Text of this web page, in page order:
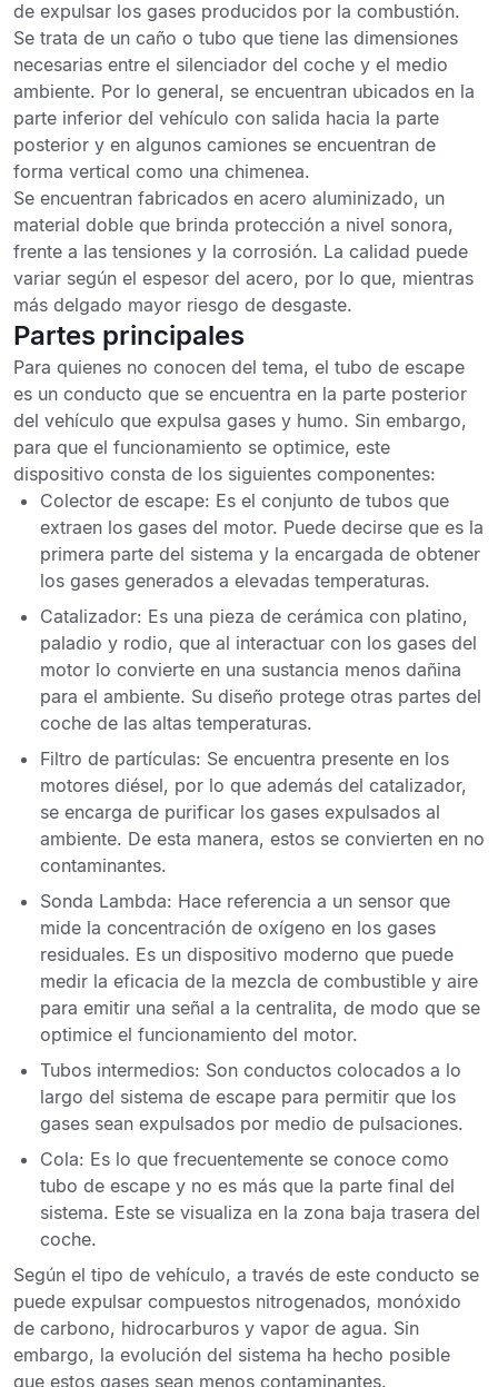
de expulsar los gases producidos por la combustión.
Se trata de un caño o tubo que tiene las dimensiones
necesarias entre el silenciador del coche y el medio
ambiente. Por lo general, se encuentran ubicados en la
parte inferior del vehículo con salida hacia la parte
posterior y en algunos camiones se encuentran de
forma vertical como una chimenea.
Se encuentran fabricados en acero aluminizado, un
material doble que brinda protección a nivel sonora,
frente a las tensiones y la corrosión. La calidad puede
variar según el espesor del acero, por lo que, mientras
más delgado mayor riesgo de desgaste.
Partes principales
Para quienes no conocen del tema, el tubo de escape
es un conducto que se encuentra en la parte posterior
del vehículo que expulsa gases y humo. Sin embargo,
para que el funcionamiento se optimice, este
dispositivo consta de los siguientes componentes:
Colector de escape: Es el conjunto de tubos que
extraen los gases del motor. Puede decirse que es la
primera parte del sistema y la encargada de obtener
los gases generados a elevadas temperaturas.
Catalizador: Es una pieza de cerámica con platino,
paladio y rodio, que al interactuar con los gases del
motor lo convierte en una sustancia menos dañina
para el ambiente. Su diseño protege otras partes del
coche de las altas temperaturas.
Filtro de partículas: Se encuentra presente en los
motores diésel, por lo que además del catalizador,
se encarga de purificar los gases expulsados al
ambiente. De esta manera, estos se convierten en no
contaminantes.
Sonda Lambda: Hace referencia a un sensor que
mide la concentración de oxígeno en los gases
residuales. Es un dispositivo moderno que puede
medir la eficacia de la mezcla de combustible y aire
para emitir una señal a la centralita, de modo que se
optimice el funcionamiento del motor.
Tubos intermedios: Son conductos colocados a lo
largo del sistema de escape para permitir que los
gases sean expulsados por medio de pulsaciones.
Cola: Es lo que frecuentemente se conoce como
tubo de escape y no es más que la parte final del
sistema. Este se visualiza en la zona baja trasera del
coche.
Según el tipo de vehículo, a través de este conducto se
puede expulsar compuestos nitrogenados, monóxido
de carbono, hidrocarburos y vapor de agua. Sin
embargo, la evolución del sistema ha hecho posible
que estos gases sean menos contaminantes.